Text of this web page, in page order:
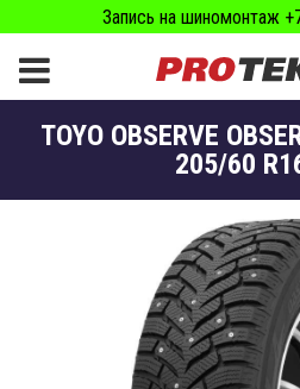
Запись на шиномонтаж
TOYO OBSERVE
205/60